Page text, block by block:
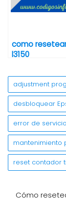
como
l3150
adjustment
desbloquear
error de
mantenimiento
reset contador
Cómo